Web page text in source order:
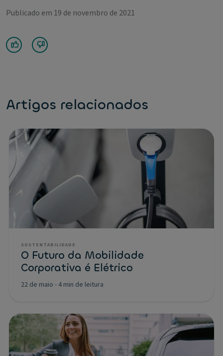
Publicado em 19 de novembro de 2021
Artigos relacionados
SUSTENTABILIDADE
O Futuro da Mobilidade
Corporativa é Elétrico
22 de maio - 4 min de leitura